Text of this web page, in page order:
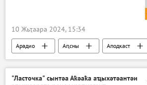
10 Жьҭаара 2024, 15:34
Арадио Аԥсны Аподкаст
"Ласточка" сынтәа Аҟәаҟа аҵыхәтәантәи